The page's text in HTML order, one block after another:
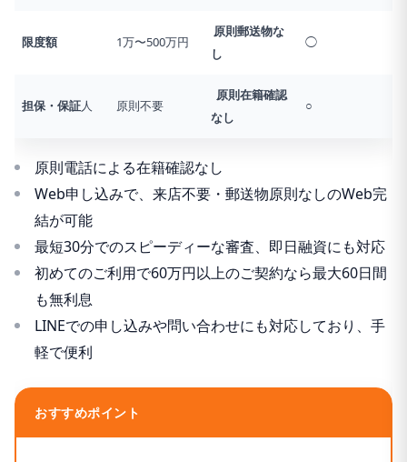
限度額 1万〜500万円
原則郵送物な
し
◯
担保・保証人 原則不要
原則在籍確認
なし
○
原則電話による在籍確認なし
Web申し込みで、来店不要・郵送物原則なしのWeb完
結が可能
最短30分でのスピーディーな審査、即日融資にも対応
初めてのご利用で60万円以上のご契約なら最大60日間
も無利息
LINEでの申し込みや問い合わせにも対応しており、手
軽で便利
おすすめポイント